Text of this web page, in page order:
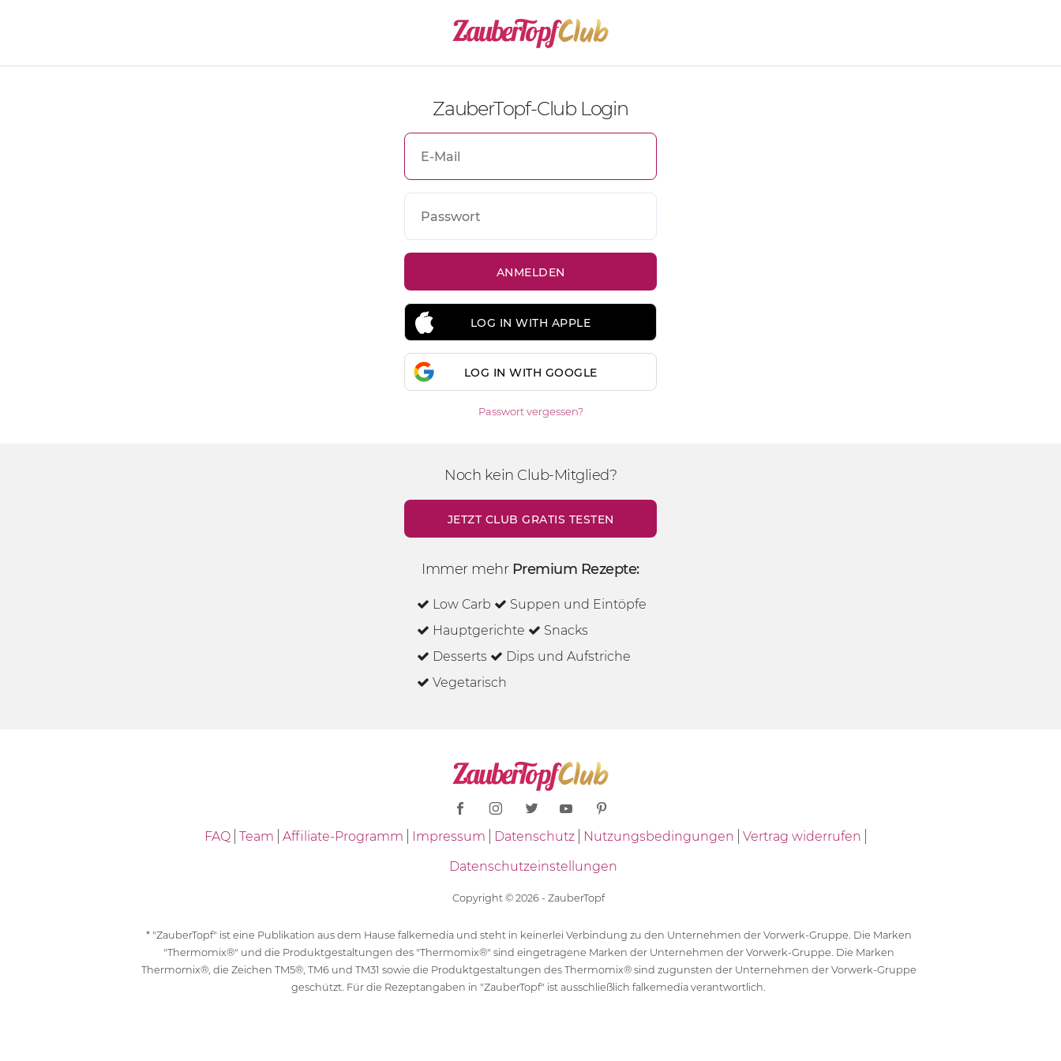
ZauberTopf-Club Login
LOG IN WITH APPLE
LOG IN WITH GOOGLE
Passwort vergessen?
Noch kein Club-Mitglied?
JETZT CLUB GRATIS TESTEN
Immer mehr Premium Rezepte:
Low Carb
Suppen und Eintöpfe
Hauptgerichte
Snacks
Desserts
Dips und Aufstriche
Vegetarisch
FAQ Team Affiliate-Programm Impressum Datenschutz Nutzungsbedingungen
Vertrag widerrufen
Datenschutzeinstellungen
Copyright © 2026 - ZauberTopf
* "ZauberTopf" ist eine Publikation aus dem Hause falkemedia und steht in keinerlei Verbindung zu den Unternehmen der Vorwerk-Gruppe. Die Marken
"Thermomix®" und die Produktgestaltungen des "Thermomix®" sind eingetragene Marken der Unternehmen der Vorwerk-Gruppe. Die Marken
Thermomix®, die Zeichen TM5®, TM6 und TM31 sowie die Produktgestaltungen des Thermomix® sind zugunsten der Unternehmen der Vorwerk-Gruppe
geschützt. Für die Rezeptangaben in "ZauberTopf" ist ausschließlich falkemedia verantwortlich.